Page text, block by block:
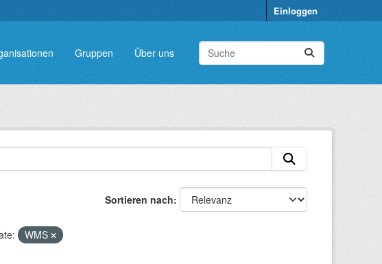
Einloggen
Gruppen Über uns
Sortieren nach
WMS